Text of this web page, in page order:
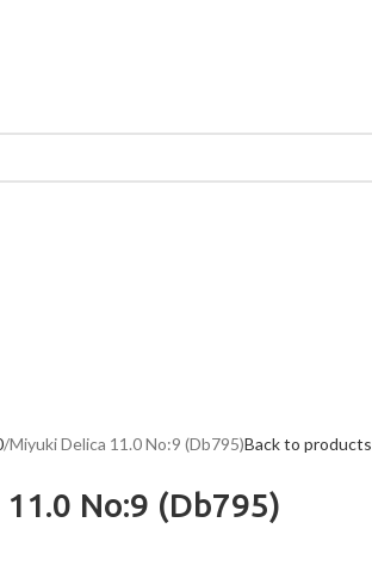
Miyuki Delica 11.0 No:9 (Db795)Back to products
No:9 (Db795)